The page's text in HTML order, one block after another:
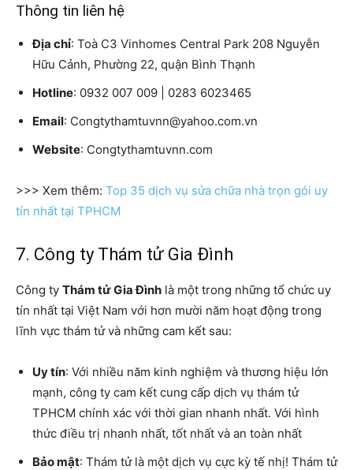
Thông tin liên hệ
Địa chỉ: Toà C3 Vinhomes Central Park 208 Nguyễn
Hữu Cảnh, Phường 22, quận Bình Thạnh
Hotline: 0932 007 009 | 0283 6023465
Email: Congtythamtuvnn@yahoo.com.vn
Website: Congtythamtuvnn.com
>>> Xem thêm: Top 35 dịch vụ sửa chữa nhà trọn gói uy
tín nhất tại TPHCM
7. Công ty Thám tử Gia Đình
Công ty Thám tử Gia Đình là một trong những tổ chức uy
tín nhất tại Việt Nam với hơn mười năm hoạt động trong
lĩnh vực thám tử và những cam kết sau:
Uy tín: Với nhiều năm kinh nghiệm và thương hiệu lớn
mạnh, công ty cam kết cung cấp dịch vụ thám tử
TPHCM chính xác với thời gian nhanh nhất. Với hình
thức điều trị nhanh nhất, tốt nhất và an toàn nhất
Bảo mật: Thám tử là một dịch vụ cực kỳ tế nhị! Thám tử